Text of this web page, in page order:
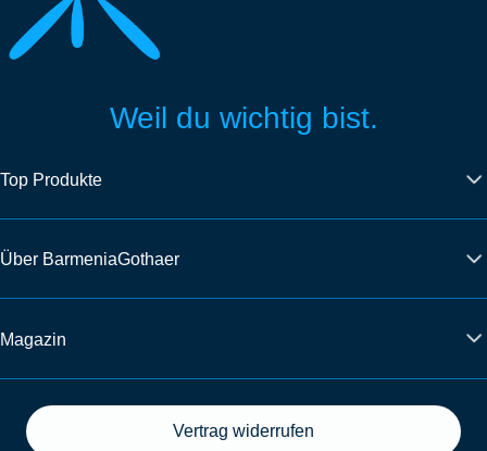
Weil du wichtig bist.
Top Produkte
Über BarmeniaGothaer
Magazin
Vertrag widerrufen